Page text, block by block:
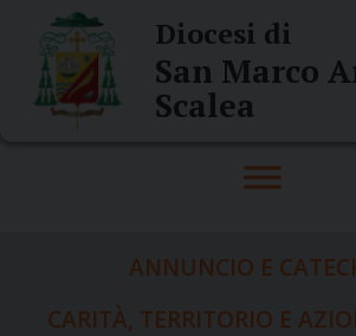
content
Diocesi di
San Marco
Scalea
ANNUNCIO E
CARITÀ, TERRITORIO E